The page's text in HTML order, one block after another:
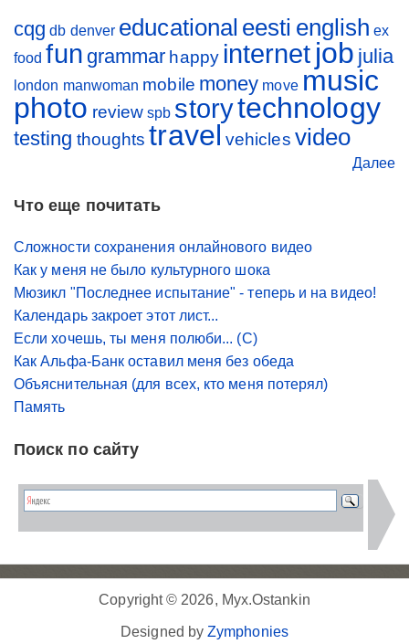
cqg db denver educational eesti english ex
food fun grammar happy internet job julia
london manwoman mobile money move music
photo review spb storytechnology
testing thoughts travel vehicles video
Далее
Что еще почитать
Сложности сохранения онлайнового видео
Как у меня не было культурного шока
Мюзикл "Последнее испытание" - теперь и на видео!
Календарь закроет этот лист...
Если хочешь, ты меня полюби... (С)
Как Альфа-Банк оставил меня без обеда
Объяснительная (для всех, кто меня потерял)
Память
Поиск по сайту
Copyright © 2026, Myx.Ostankin
Designed byZymphonies